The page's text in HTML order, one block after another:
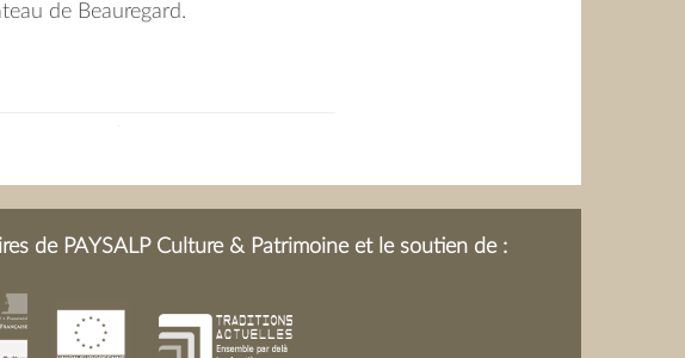
de Beauregard.
de PAYSALP Culture & Patrimoine et le soutien de :